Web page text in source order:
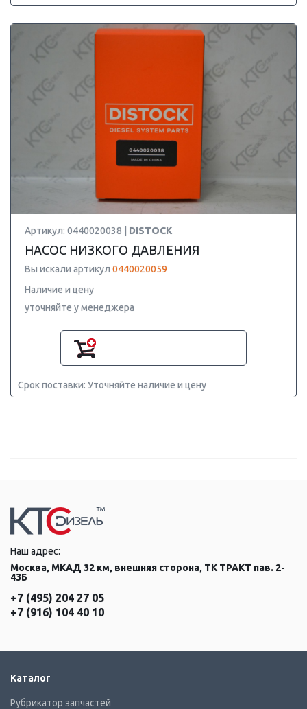
Артикул: 0440020038 | DISTOCK
НАСОС НИЗКОГО ДАВЛЕНИЯ
Вы искали артикул 0440020059
Наличие и цену
уточняйте у менеджера
Срок поставки: Уточняйте наличие и цену
Наш адрес:
Москва, МКАД 32 км, внешняя сторона, ТК ТРАКТ пав. 2-
43Б
+7 (495) 204 27 05
+7 (916) 104 40 10
Каталог
Рубрикатор запчастей